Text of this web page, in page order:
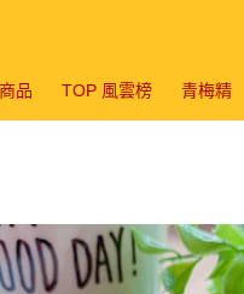
品 TOP 風雲榜 青梅精